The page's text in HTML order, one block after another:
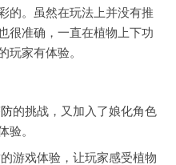
的。虽然在玩法上并没有推
很准确，一直在植物上下功
玩家有体验。
的挑战，又加入了娘化角色
验。
游戏体验，让玩家感受植物